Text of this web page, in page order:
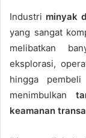
Industri minyak
yang sangat
melibatkan
eksplorasi,
hingga
menimbulkan
keamanan